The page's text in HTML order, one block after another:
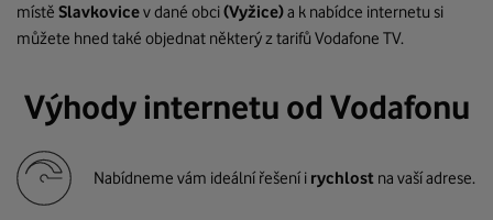
místě Slavkovicev dané obci(Vyžice)a k nabídce internetu si
můžete hned také objednat některý z tarifů Vodafone TV.
Výhody internetu od Vodafonu
Nabídneme vám ideální řešení i rychlost na vaší adrese.